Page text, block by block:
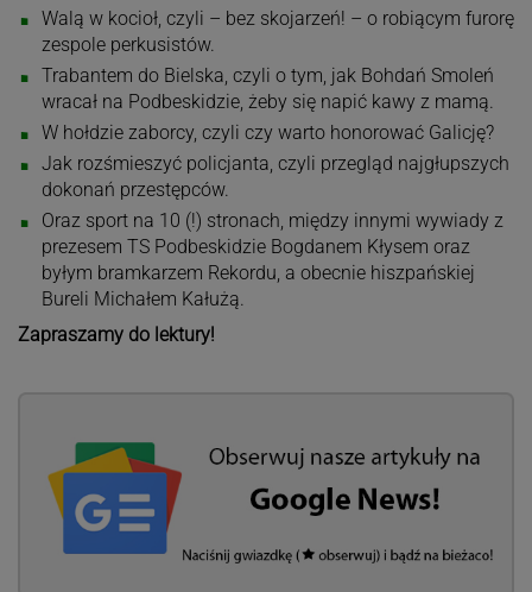
Walą w kocioł, czyli – bez skojarzeń! – o robiącym furorę
zespole perkusistów.
Trabantem do Bielska, czyli o tym, jak Bohdań Smoleń
wracał na Podbeskidzie, żeby się napić kawy z mamą.
W hołdzie zaborcy, czyli czy warto honorować Galicję?
Jak rozśmieszyć policjanta, czyli przegląd najgłupszych
dokonań przestępców.
Oraz sport na 10 (!) stronach, między innymi wywiady z
prezesem TS Podbeskidzie Bogdanem Kłysem oraz
byłym bramkarzem Rekordu, a obecnie hiszpańskiej
Bureli Michałem Kałużą.
Zapraszamy do lektury!